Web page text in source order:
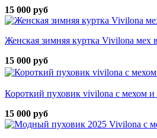
15 000 руб
Женская зимняя куртка Vivilona мех
15 000 руб
Короткий пуховик vivilona с мехом и
15 000 руб